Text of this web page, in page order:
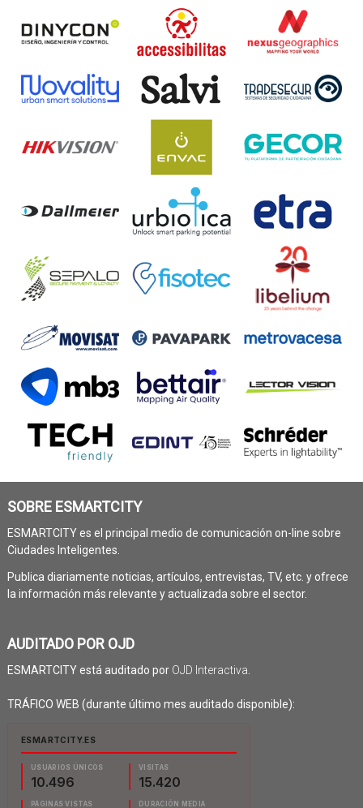
SOBRE ESMARTCITY
ESMARTCITY es el principal medio de comunicación on-line sobre
Ciudades Inteligentes.
Publica diariamente noticias, artículos, entrevistas, TV, etc. y ofrece
la información más relevante y actualizada sobre el sector.
AUDITADO POR OJD
ESMARTCITY está auditado por OJD Interactiva
TRÁFICO WEB (durante último mes auditado disponible):